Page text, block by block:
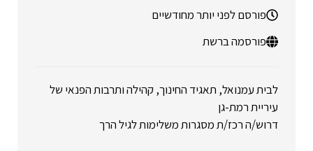
פורסם לפני יותר מחודשיים
פורסמה ברשת
לבית עמנואל, תאגיד החינוך, קהילה ותרבות הפנאי של
עיריית רמת-גן
דרוש/ה רכז/ת מסגרות משלימות לגיל הרך